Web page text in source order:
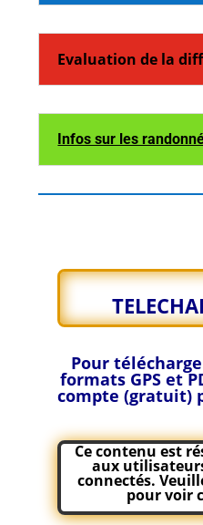
Evaluation de la
Infos sur les
Pour
formats GPS et
compte (gratuit)
Ce contenu est
aux
connectés.
pour voir